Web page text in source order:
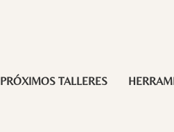
PRÓXIMOS TALLERES